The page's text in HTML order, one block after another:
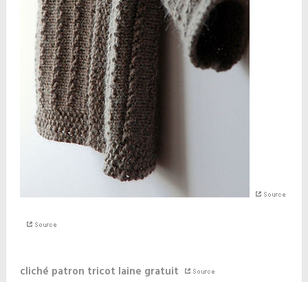
cliché patron tricot laine gratuit